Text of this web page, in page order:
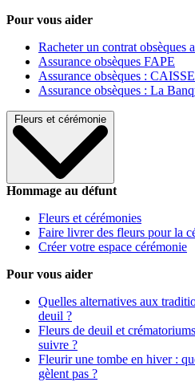
Pour vous aider
Racheter un contrat obsèques
Assurance obsèques FAPE
Assurance obsèques :
Assurance obsèques : La
Fleurs et cérémonie
Hommage au défunt
Fleurs et cérémonies
Faire livrer des fleurs pour la
Créer votre espace cérémonie
Pour vous aider
Quelles alternatives aux
deuil ?
Fleurs de deuil et
suivre ?
Fleurir une tombe en hiver :
gèlent pas ?